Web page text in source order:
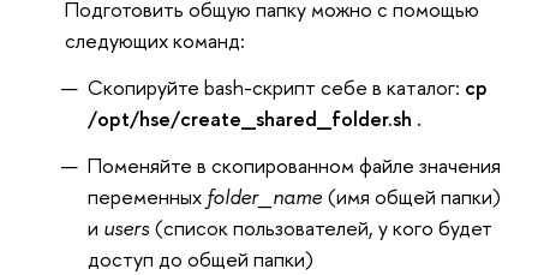
Подготовить общую папку можно с помощью
следующих команд:
Скопируйте bash-скрипт себе в каталог: cp
/opt/hse/create_shared_folder.sh .
Поменяйте в скопированном файле значения
переменных folder_name (имя общей папки)
и users(список пользователей, у кого будет
доступ до общей папки)